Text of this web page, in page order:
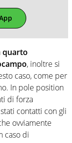
quarto
, inoltre si
caso, come per
In pole position
di forza
contatti con gli
ovviamente
caso di